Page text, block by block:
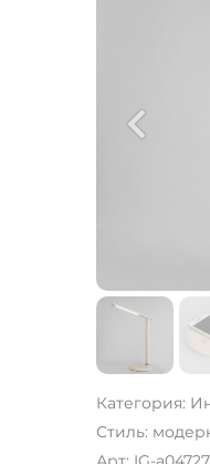
Категория:
Стиль: